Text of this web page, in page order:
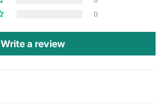
0
Write a review